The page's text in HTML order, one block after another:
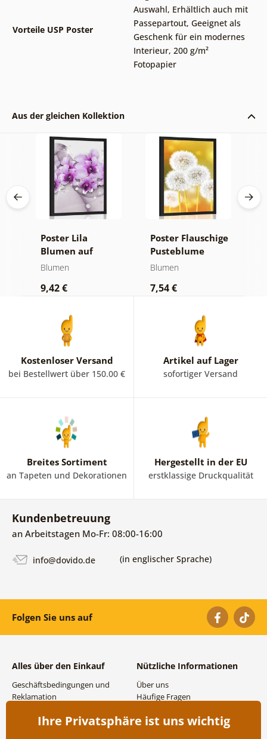
Vorteile USP Poster
Auswahl, Erhältlich auch mit
Passepartout, Geeignet als
Geschenk für ein modernes
Interieur, 200 g/m²
Fotopapier
Aus der gleichen Kollektion
Poster Lila
Blumen auf
abstraktem
Blumen
9,42 €
Poster Flauschige
Pusteblume
Blumen
7,54 €
Kostenloser Versand
bei Bestellwert über 150.00 €
Artikel auf Lager
sofortiger Versand
Breites Sortiment
an Tapeten und Dekorationen
Hergestellt in der EU
erstklassige Druckqualität
Kundenbetreuung
an Arbeitstagen Mo-Fr: 08:00-16:00
info@dovido.de (in englischer Sprache)
Folgen Sie uns auf
Alles über den Einkauf
Geschäftsbedingungen und
Reklamation
Versand- und
Nützliche Informationen
Über uns
Häufige Fragen
Großhandel und
Ihre Privatsphäre ist uns wichtig